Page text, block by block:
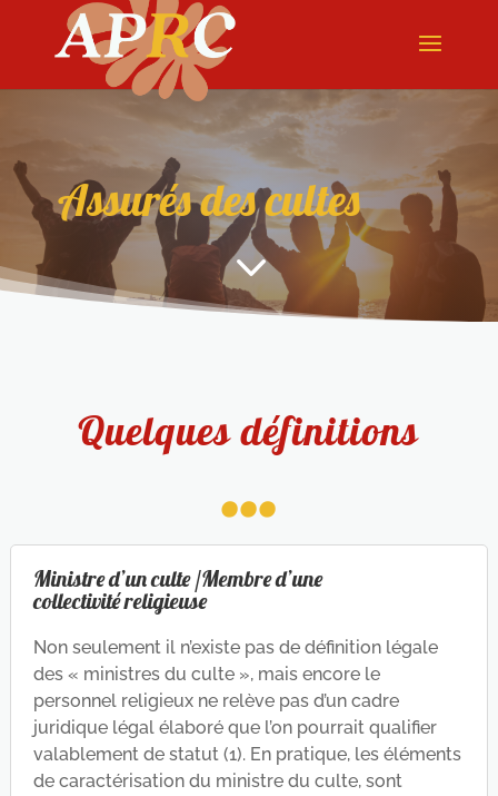
Assurés des cultes
3
Quelques définitions
...
Ministre d’un culte /Membre d’une
collectivité religieuse
Non seulement il n’existe pas de définition légale
des « ministres du culte », mais encore le
personnel religieux ne relève pas d’un cadre
juridique légal élaboré que l’on pourrait qualifier
valablement de statut (1). En pratique, les éléments
de caractérisation du ministre du culte, sont